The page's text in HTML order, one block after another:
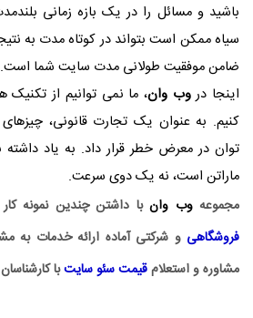
باشید و مسائل را در یک بازه زمانی
سیاه ممکن است بتواند در کوتاه مدت به
ضامن موفقیت طولانی مدت سایت شما است.
اینجا دروب وان، ما نمی توانیم از تکنیک
کنیم. به عنوان یک تجارت قانونی،
توان در معرض خطر قرار داد. به یاد
ماراتن است، نه یک دوی سرعت.
مجموعهوب وان با داشتن چندین نمونه
فروشگاهی و شرکتی آماده ارائه خدمات به
مشاوره و استعلامقیمت سئو سایتبا